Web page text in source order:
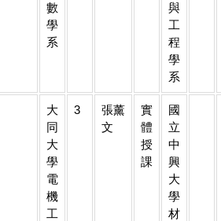
數
學
系
與
工
程
學
系
大
同
大
學
電
機
工
3
張薰
文
實
體
授
課
國
立
中
興
大
學
材